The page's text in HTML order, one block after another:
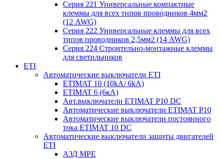
Серия 221 Универсальные компактные
клеммы для всех типов проводников 4мм2
(12 AWG)
Серия 222 Универсальные клеммы для всех
типов проводников 2,5мм2 (14 AWG)
Серия 224 Строительно-монтажные клеммы
для светильников
ETI
Автоматические выключатели ETI
ETIMAT 10 (10kA/ 6kA)
ETIMAT 6 (6кА)
Авт.выключатели ETIMAT P10 DC
Автоматические выключатели ETIMAT P10
Автоматические выключатели постоянного
тока ETIMAT 10 DC
Автоматические выключатели защиты двигателей
ETI
АЗД MPE